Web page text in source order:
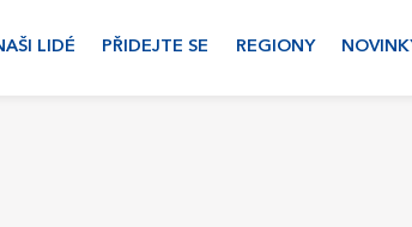
LIDÉ PŘIDEJTE SE REGIONY